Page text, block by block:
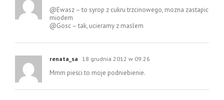
@Ewasz – to syrop z cukru trzcinowego, mozna zastapic
miodem
@Gosc – tak, ucieramy z maslem
renata_sa 18 grudnia 2012 w 09:26
Mmm pieści to moje podniebienie.